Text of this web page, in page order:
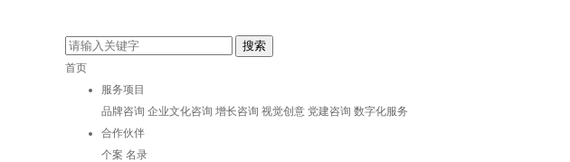
首页
服务项目
品牌咨询 企业文化咨询 增长咨询 视觉创意 党建咨询 数字化服务
合作伙伴
个案 名录